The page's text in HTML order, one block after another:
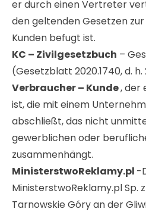
er durch einen Vertreter
den geltenden Gesetzen
Kunden befugt ist.
KC – Zivilgesetzbuch –
(Gesetzblatt 2020.1740, d. h.
Verbraucher – Kunde, der
ist, die mit einem
abschließt, das nicht
gewerblichen oder
zusammenhängt.
MinisterstwoReklamy.pl -
MinisterstwoReklamy.pl Sp.
Tarnowskie Góry an der